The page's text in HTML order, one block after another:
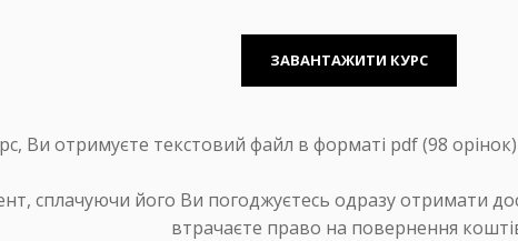
ЗАВАНТАЖИТИ КУРС
Ви отримуєте текстовий файл в форматі pdf (98
сплачуючи його Ви погоджуєтесь одразу отримати
втрачаєте право на повернення